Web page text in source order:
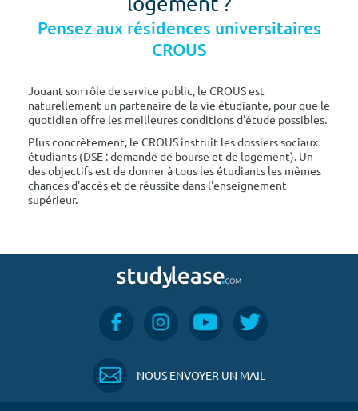
Pensez aux résidences universitaires
CROUS
Jouant son rôle de service public, le CROUS est
naturellement un partenaire de la vie étudiante, pour que le
quotidien offre les meilleures conditions d'étude possibles.
Plus concrètement, le CROUS instruit les dossiers sociaux
étudiants (DSE : demande de bourse et de logement). Un
des objectifs est de donner à tous les étudiants les mêmes
chances d'accès et de réussite dans l'enseignement
supérieur.
NOUS ENVOYER UN MAIL